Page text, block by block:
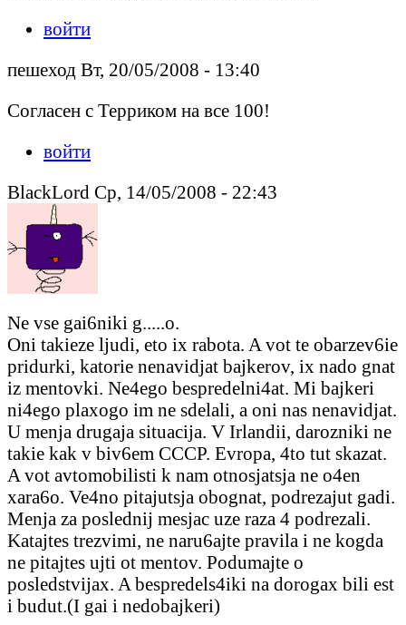
войти
пешеход Вт, 20/05/2008 - 13:40
Согласен с Терриком на все 100!
войти
BlackLord Ср, 14/05/2008 - 22:43
Ne vse gai6niki g.....o.
Oni takieze ljudi, eto ix rabota. A vot te obarzev6ie
pridurki, katorie nenavidjat bajkerov, ix nado gnat
iz mentovki. Ne4ego bespredelni4at. Mi bajkeri
ni4ego plaxogo im ne sdelali, a oni nas nenavidjat.
U menja drugaja situacija. V Irlandii, darozniki ne
takie kak v biv6em CCCP. Evropa, 4to tut skazat.
A vot avtomobilisti k nam otnosjatsja ne o4en
xara6o. Ve4no pitajutsja obognat, podrezajut gadi.
Menja za poslednij mesjac uze raza 4 podrezali.
Katajtes trezvimi, ne naru6ajte pravila i ne kogda
ne pitajtes ujti ot mentov. Podumajte o
posledstvijax. A bespredels4iki na dorogax bili est
i budut.(I gai i nedobajkeri)